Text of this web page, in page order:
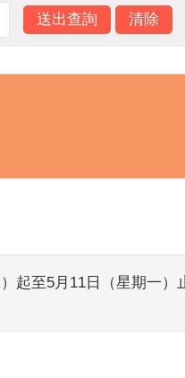
起至5月11日（星期一